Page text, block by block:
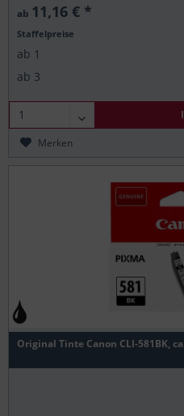
ab 11,16 € *
Staffelpreise
ab 1
ab 3
Merken
Original Tinte Canon CLI-581BK,